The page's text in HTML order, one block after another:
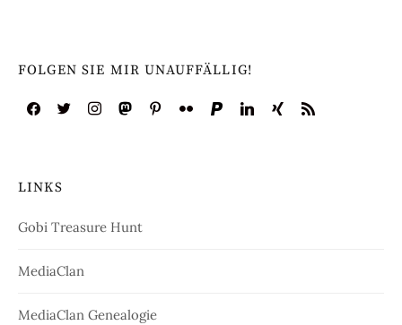
FOLGEN SIE MIR UNAUFFÄLLIG!
LINKS
Gobi Treasure Hunt
MediaClan
MediaClan Genealogie